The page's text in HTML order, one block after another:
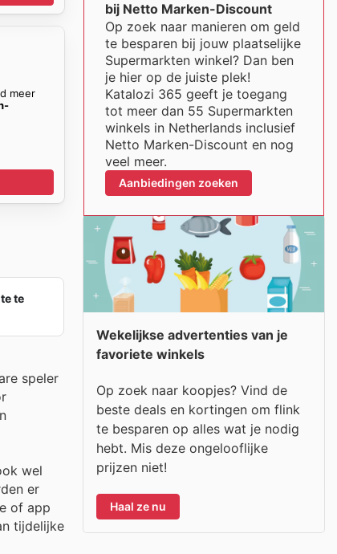
meer
te
speler
wel
er
of app
tijdelijke
bij Netto Marken-Discount
Op zoek naar manieren om geld
te besparen bij jouw plaatselijke
Supermarkten winkel? Dan ben
je hier op de juiste plek!
Katalozi 365 geeft je toegang
tot meer dan 55 Supermarkten
winkels in Netherlands inclusief
Netto Marken-Discount en nog
veel meer.
Aanbiedingen zoeken
Wekelijkse advertenties van je
favoriete winkels
Op zoek naar koopjes? Vind de
beste deals en kortingen om flink
te besparen op alles wat je nodig
hebt. Mis deze ongelooflijke
prijzen niet!
Haal ze nu